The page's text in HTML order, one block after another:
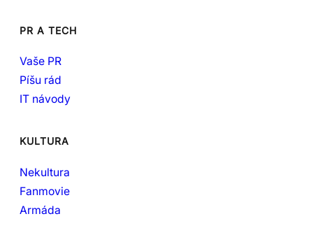
PR A TECH
Vaše PR
Píšu rád
IT návody
KULTURA
Nekultura
Fanmovie
Armáda